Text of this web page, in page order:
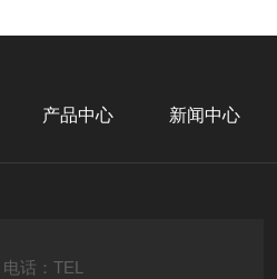
产品中心 新闻中心
电话：TEL